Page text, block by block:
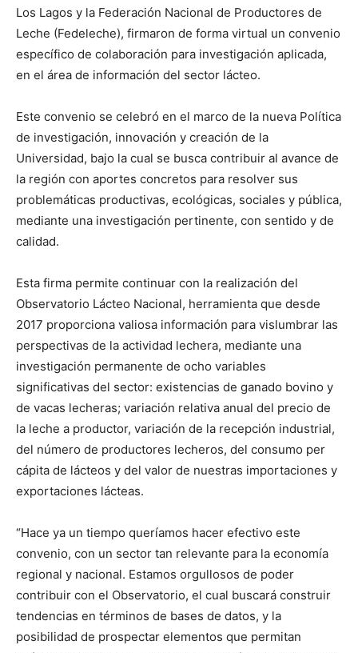
Los Lagos y la Federación Nacional de Productores de
Leche (Fedeleche), firmaron de forma virtual un convenio
específico de colaboración para investigación aplicada,
en el área de información del sector lácteo.
Este convenio se celebró en el marco de la nueva Política
de investigación, innovación y creación de la
Universidad, bajo la cual se busca contribuir al avance de
la región con aportes concretos para resolver sus
problemáticas productivas, ecológicas, sociales y pública,
mediante una investigación pertinente, con sentido y de
calidad.
Esta firma permite continuar con la realización del
Observatorio Lácteo Nacional, herramienta que desde
2017 proporciona valiosa información para vislumbrar las
perspectivas de la actividad lechera, mediante una
investigación permanente de ocho variables
significativas del sector: existencias de ganado bovino y
de vacas lecheras; variación relativa anual del precio de
la leche a productor, variación de la recepción industrial,
del número de productores lecheros, del consumo per
cápita de lácteos y del valor de nuestras importaciones y
exportaciones lácteas.
“Hace ya un tiempo queríamos hacer efectivo este
convenio, con un sector tan relevante para la economía
regional y nacional. Estamos orgullosos de poder
contribuir con el Observatorio, el cual buscará construir
tendencias en términos de bases de datos, y la
posibilidad de prospectar elementos que permitan